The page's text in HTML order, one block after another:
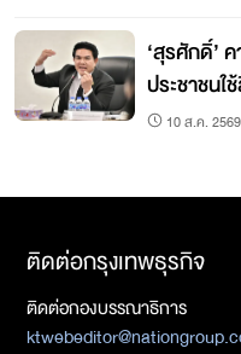
‘สุรศักดิ์’
ประชาชนใ
10 ส.ค.
ติดต่อกรุงเทพธุรกิจ
ติดต่อกองบรรณาธิการ